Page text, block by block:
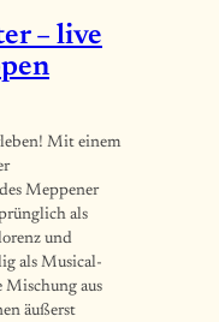
– live
Mit einem
Meppener
als
und
als Musical-
Mischung aus
äußerst